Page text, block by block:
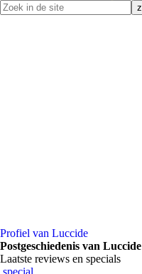
Profiel van Luccide
Postgeschiedenis van Luccide
Laatste reviews en specials
special